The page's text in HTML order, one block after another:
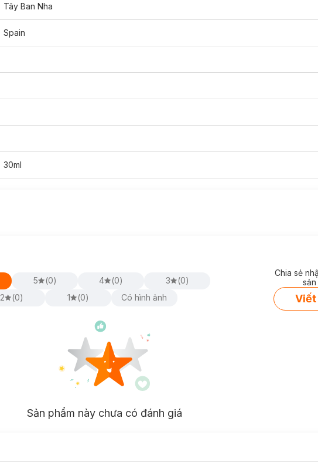
Tây Ban Nha
Spain
30ml
5 (0) 4 (0) 3 (0)
2
(0) 1 (0) Có hình ảnh
Chia sẻ
Viết
Sản phẩm này chưa có đánh giá